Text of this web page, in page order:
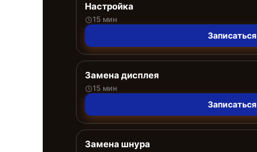
Настройка
15 мин
Записаться
Замена дисплея
15 мин
Записаться
Замена шнура